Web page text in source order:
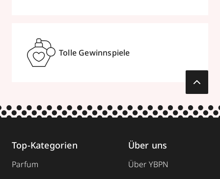
Tolle Gewinnspiele
Top-Kategorien
Parfum
Über uns
Über YBPN